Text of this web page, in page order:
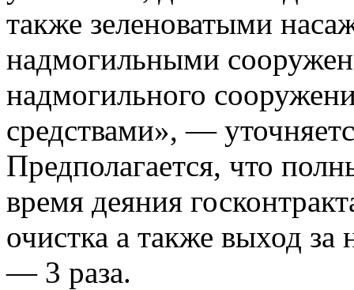
также зеленоватыми
надмогильными
надмогильного
средствами», —
Предполагается, что
время деяния
очистка а также выход
— 3 раза.